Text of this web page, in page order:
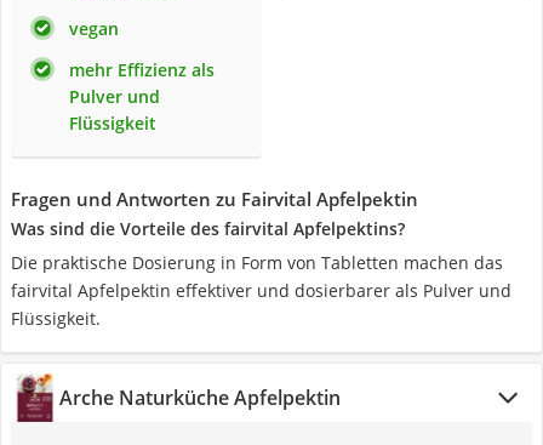
vegan
mehr Effizienz als
Pulver und
Flüssigkeit
Fragen und Antworten zu Fairvital Apfelpektin
Was sind die Vorteile des fairvital Apfelpektins?
Die praktische Dosierung in Form von Tabletten machen das
fairvital Apfelpektin effektiver und dosierbarer als Pulver und
Flüssigkeit.
Arche Naturküche Apfelpektin